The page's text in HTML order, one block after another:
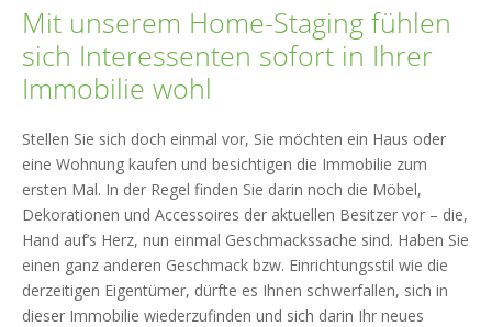
Mit unserem Home-Staging fühlen
sich Interessenten sofort in Ihrer
Immobilie wohl
Stellen Sie sich doch einmal vor, Sie möchten ein Haus oder
eine Wohnung kaufen und besichtigen die Immobilie zum
ersten Mal. In der Regel finden Sie darin noch die Möbel,
Dekorationen und Accessoires der aktuellen Besitzer vor – die,
Hand auf’s Herz, nun einmal Geschmackssache sind. Haben Sie
einen ganz anderen Geschmack bzw. Einrichtungsstil wie die
derzeitigen Eigentümer, dürfte es Ihnen schwerfallen, sich in
dieser Immobilie wiederzufinden und sich darin Ihr neues